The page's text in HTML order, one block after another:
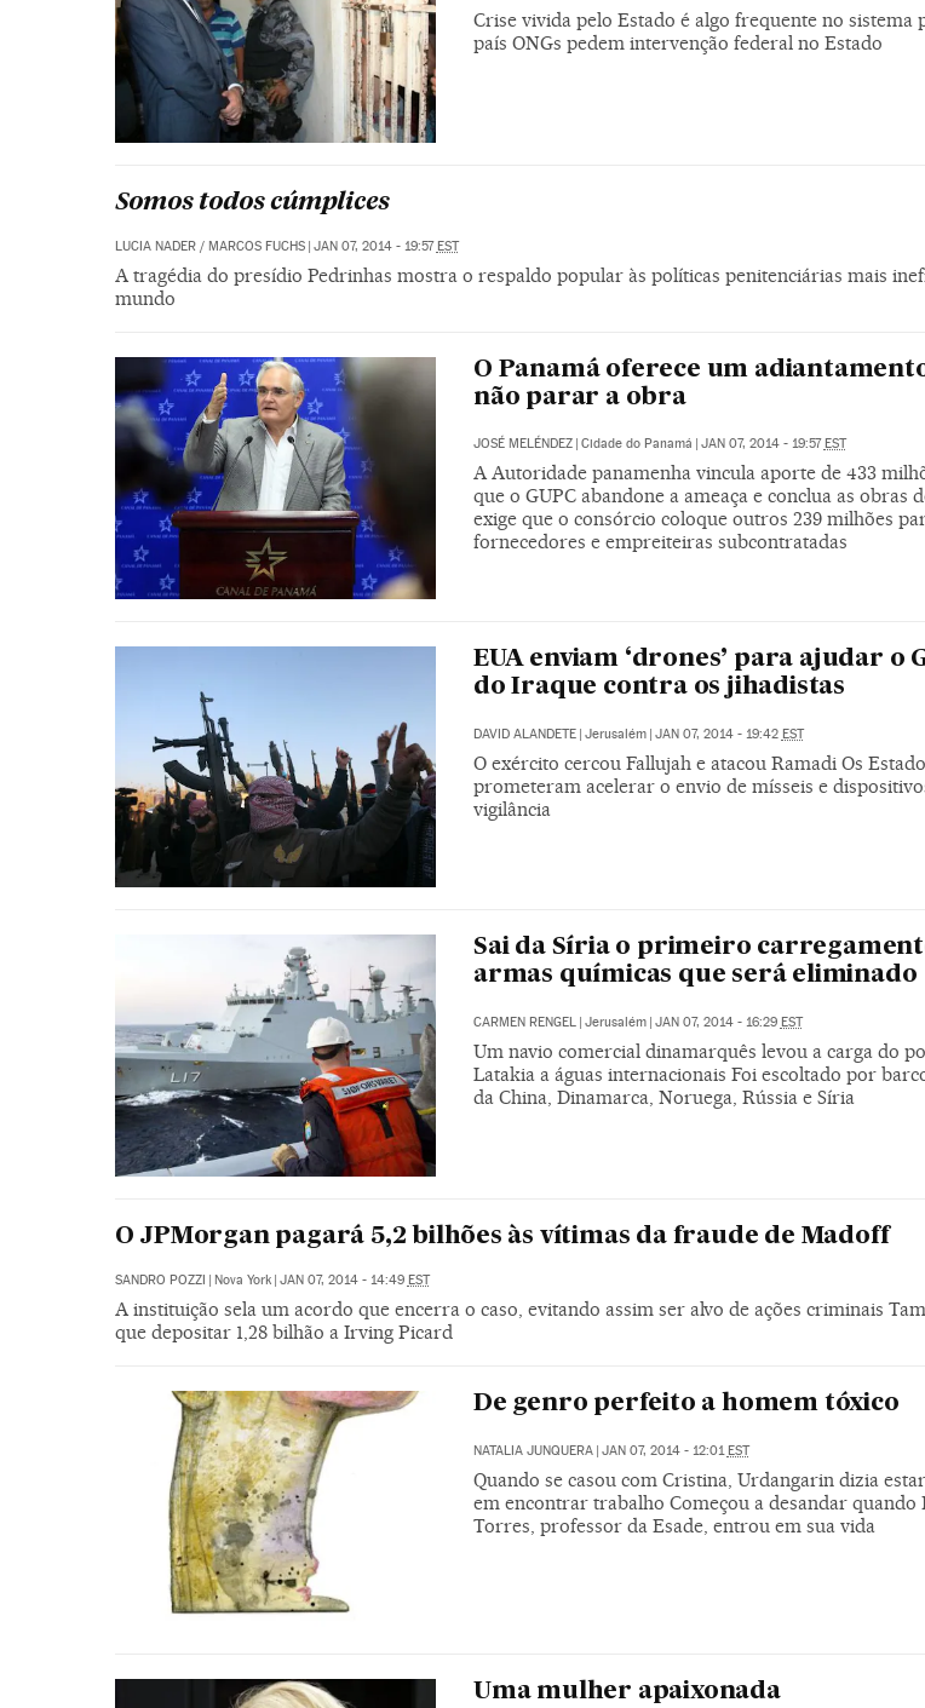
Crise vivida pelo Estado é algo frequente no sistema
país ONGs pedem intervenção federal no Estado
Somos todos cúmplices
LUCIA NADER / MARCOS FUCHS JAN 07, 2014 - 19:57 EST
A tragédia do presídio Pedrinhas mostra o respaldo popular às políticas penitenciárias mais
mundo
O Panamá oferece um
não parar a obra
JOSÉ MELÉNDEZ Cidade do Panamá JAN 07, 2014 - 19:57 EST
A Autoridade panamenha vincula aporte de 433
que o GUPC abandone a ameaça e conclua as obras
exige que o consórcio coloque outros 239 milhões
fornecedores e empreiteiras subcontratadas
EUA enviam ‘drones’ para ajudar o
do Iraque contra os jihadistas
DAVID ALANDETE | Jerusalém | JAN 07, 2014 - 19:42 EST
O exército cercou Fallujah e atacou Ramadi Os
prometeram acelerar o envio de mísseis e
vigilância
Sai da Síria o primeiro
armas químicas que será eliminado
CARMEN RENGEL | Jerusalém | JAN 07, 2014 - 16:29 EST
Um navio comercial dinamarquês levou a carga do
Latakia a águas internacionais Foi escoltado por
da China, Dinamarca, Noruega, Rússia e Síria
O JPMorgan pagará 5,2 bilhões às vítimas da fraude de Madoff
SANDRO POZZI | Nova York | JAN 07, 2014 - 14:49 EST
A instituição sela um acordo que encerra o caso, evitando assim ser alvo de ações criminais
que depositar 1,28 bilhão a Irving Picard
De genro perfeito a homem tóxico
NATALIA JUNQUERA JAN 07, 2014 - 12:01 EST
Quando se casou com Cristina, Urdangarin dizia
em encontrar trabalho Começou a desandar quando
Torres, professor da Esade, entrou em sua vida
Uma mulher apaixonada